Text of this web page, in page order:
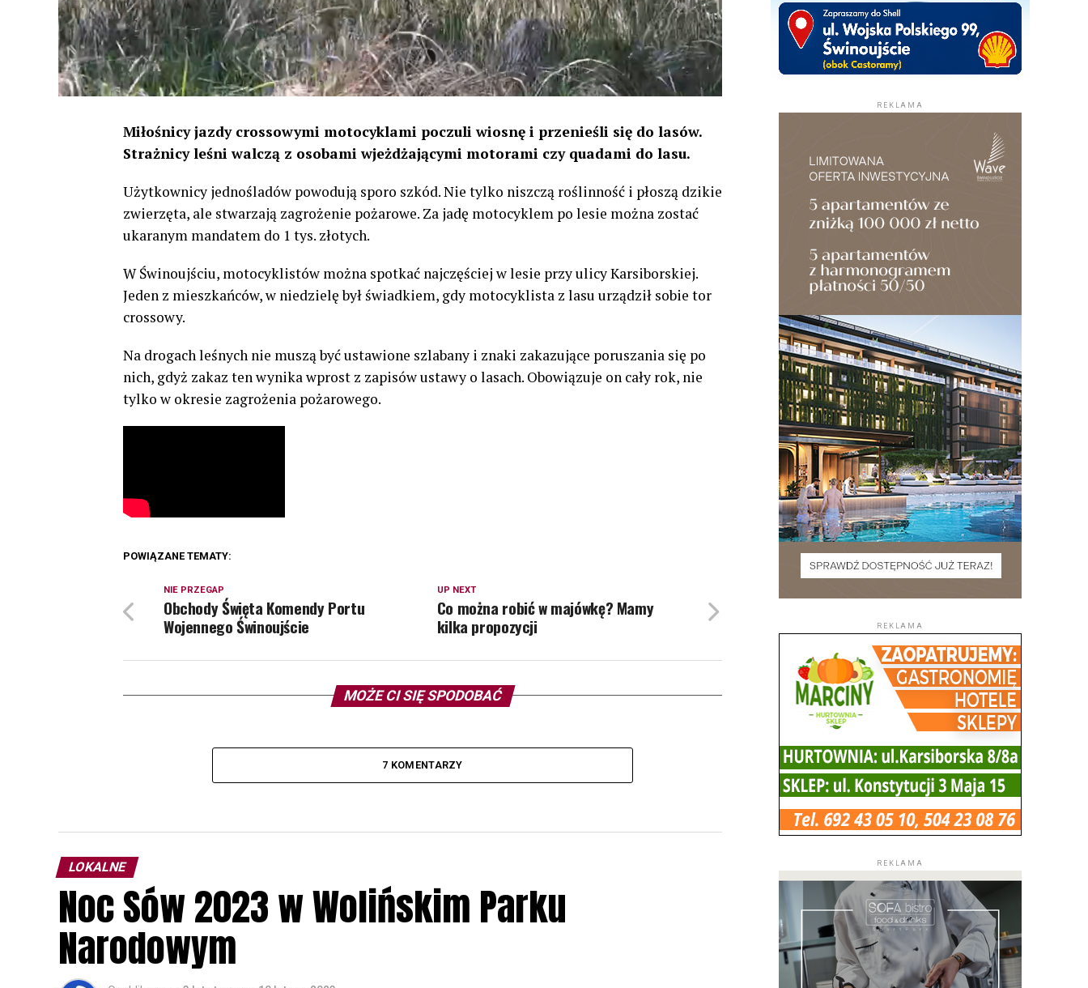
Miłośnicy jazdy crossowymi motocyklami poczuli wiosnę i przenieśli się do lasów.
Strażnicy leśni walczą z osobami wjeżdżającymi motorami czy quadami do lasu.
Użytkownicy jednośladów powodują sporo szkód. Nie tylko niszczą roślinność i płoszą dzikie
zwierzęta, ale stwarzają zagrożenie pożarowe. Za jadę motocyklem po lesie można zostać
ukaranym mandatem do 1 tys. złotych.
W Świnoujściu, motocyklistów można spotkać najczęściej w lesie przy ulicy Karsiborskiej.
Jeden z mieszkańców, w niedzielę był świadkiem, gdy motocyklista z lasu urządził sobie tor
crossowy.
Na drogach leśnych nie muszą być ustawione szlabany i znaki zakazujące poruszania się po
nich, gdyż zakaz ten wynika wprost z zapisów ustawy o lasach. Obowiązuje on cały rok, nie
tylko w okresie zagrożenia pożarowego.
POWIĄZANE TEMATY:
UP NEXT
Co można robić w majówkę? Mamy
kilka propozycji
NIE PRZEGAP
Obchody Święta Komendy Portu
Wojennego Świnoujście
MOŻE CI SIĘ SPODOBAĆ
7 KOMENTARZY
LOKALNE
Noc Sów 2023 w Wolińskim Parku
Narodowym
REKLAMA
REKLAMA
REKLAMA